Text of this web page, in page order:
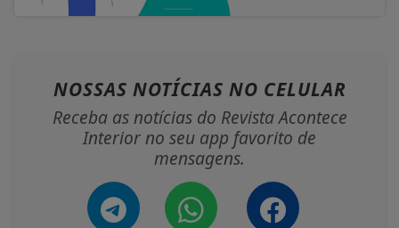
NOSSAS NOTÍCIAS NO CELULAR
Receba as notícias do Revista Acontece
Interior no seu app favorito de
mensagens.